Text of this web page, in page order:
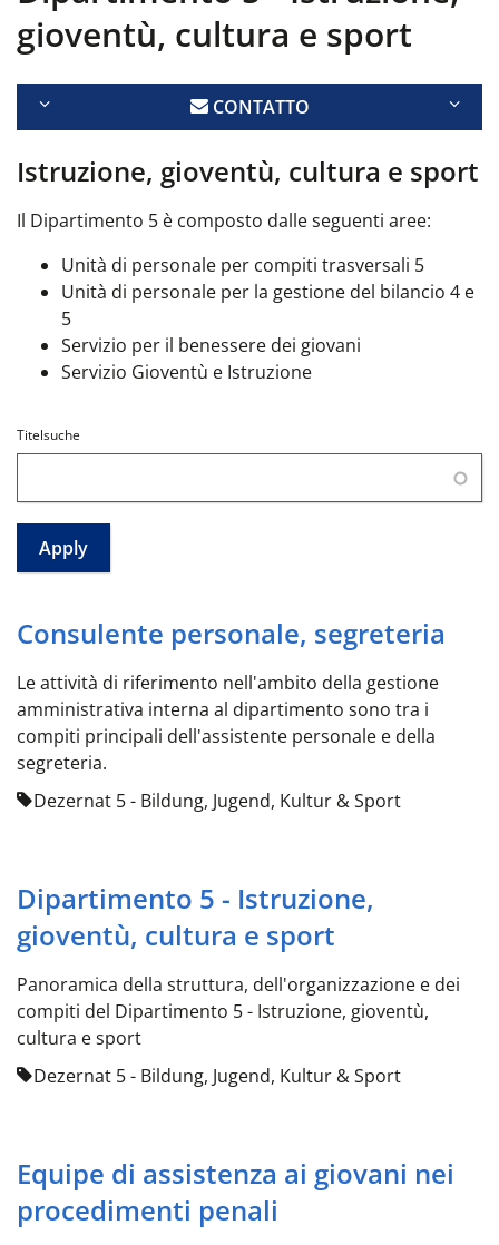
gioventù, cultura e sport
CONTATTO
Istruzione, gioventù, cultura e sport
Il Dipartimento 5 è composto dalle seguenti aree:
Unità di personale per compiti trasversali 5
Unità di personale per la gestione del bilancio 4 e
5
Servizio per il benessere dei giovani
Servizio Gioventù e Istruzione
Titelsuche
Consulente personale, segreteria
Le attività di riferimento nell'ambito della gestione
amministrativa interna al dipartimento sono tra i
compiti principali dell'assistente personale e della
segreteria.
Dezernat 5 - Bildung, Jugend, Kultur & Sport
Dipartimento 5 - Istruzione,
gioventù, cultura e sport
Panoramica della struttura, dell'organizzazione e dei
compiti del Dipartimento 5 - Istruzione, gioventù,
cultura e sport
Dezernat 5 - Bildung, Jugend, Kultur & Sport
Equipe di assistenza ai giovani nei
procedimenti penali